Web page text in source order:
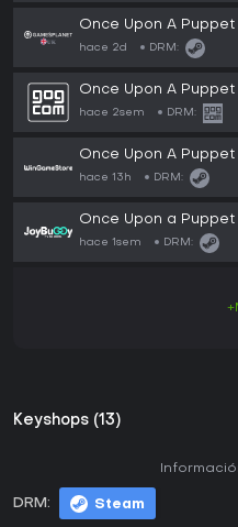
Once Upon A Puppet
hace 2d DRM:
Once Upon A Puppet
hace 2sem DRM:
Once Upon A Puppet
hace 13h DRM:
Once Upon a Puppet
hace 1sem DRM:
Keyshops (13)
DRM: Steam